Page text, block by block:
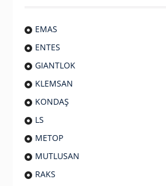
EMAS
ENTES
GIANTLOK
KLEMSAN
KONDAŞ
LS
METOP
MUTLUSAN
RAKS